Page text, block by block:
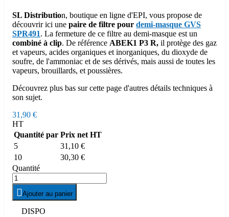
SL Distribution, boutique en ligne d'EPI, vous propose de
découvrir ici une paire de filtre pour demi-masque GVS
SPR491. La fermeture de ce filtre au demi-masque est un
combiné à clip. De référence ABEK1 P3 R, il protège des gaz
et vapeurs, acides organiques et inorganiques, du dioxyde de
soufre, de l'ammoniac et de ses dérivés, mais aussi de toutes les
vapeurs, brouillards, et poussières.
Découvrez plus bas sur cette page d'autres détails techniques à
son sujet.
31,90 €
HT
Quantité par Prix net HT
5
31,10 €
10
30,30 €
Quantité
Ajouter au panier
DISPO